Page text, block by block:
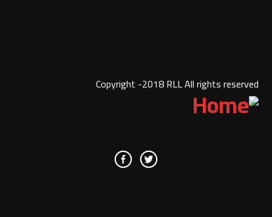
Copyright -2018 RLL All rights reserved